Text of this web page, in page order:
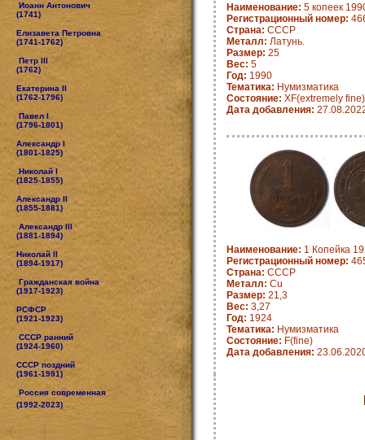
Иоанн Антонович
(1741)
Елизавета Петровна
(1741-1762)
Петр III
(1762)
Екатерина II
(1762-1796)
Павел I
(1796-1801)
Александр I
(1801-1825)
Николай I
(1825-1855)
Александр II
(1855-1881)
Александр III
(1881-1894)
Николай II
(1894-1917)
Гражданская война
(1917-1923)
РСФСР
(1921-1923)
СССР ранний
(1924-1960)
СССР поздний
(1961-1991)
Россия современная
(1992-2023)
Наименование: 5 копеек
Регистрационный номер:
Страна: СССР
Металл: Латунь.
Размер: 25
Вес: 5
Год: 1990
Тематика: Нумизматика
Состояние: XF(extremely fine)
Дата добавления:
Наименование: 1 Копейка
Регистрационный номер:
Страна: СССР
Металл: Cu
Размер: 21,3
Вес: 3,27
Год: 1924
Тематика: Нумизматика
Состояние: F(fine)
Дата добавления: